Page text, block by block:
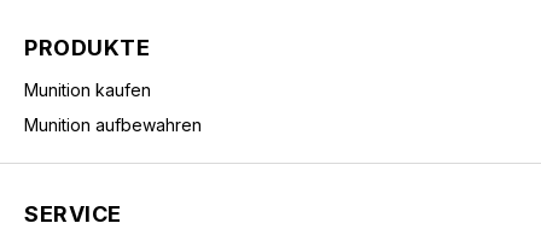
PRODUKTE
Munition kaufen
Munition aufbewahren
SERVICE